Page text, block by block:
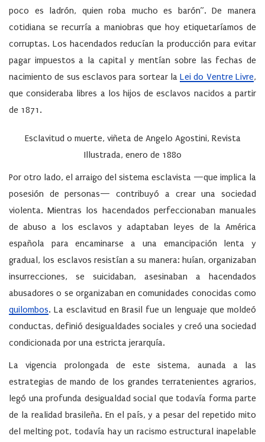
poco es ladrón, quien roba mucho es barón”. De manera
cotidiana se recurría a maniobras que hoy etiquetaríamos de
corruptas. Los hacendados reducían la producción para evitar
pagar impuestos a la capital y mentían sobre las fechas de
nacimiento de sus esclavos para sortear laLei do Ventre Livre,
que consideraba libres a los hijos de esclavos nacidos a partir
de 1871.
Esclavitud o muerte, viñeta de Angelo Agostini, Revista
Illustrada, enero de 1880
Por otro lado, el arraigo del sistema esclavista —que implica la
posesión de personas— contribuyó a crear una sociedad
violenta. Mientras los hacendados perfeccionaban manuales
de abuso a los esclavos y adaptaban leyes de la América
española para encaminarse a una emancipación lenta y
gradual, los esclavos resistían a su manera: huían, organizaban
insurrecciones, se suicidaban, asesinaban a hacendados
abusadores o se organizaban en comunidades conocidas como
quilombos. La esclavitud en Brasil fue un lenguaje que moldeó
conductas, definió desigualdades sociales y creó una sociedad
condicionada por una estricta jerarquía.
La vigencia prolongada de este sistema, aunada a las
estrategias de mando de los grandes terratenientes agrarios,
legó una profunda desigualdad social que todavía forma parte
de la realidad brasileña. En el país, y a pesar del repetido mito
del melting pot, todavía hay un racismo estructural inapelable